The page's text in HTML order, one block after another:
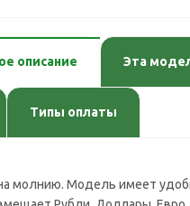
описание Эта
Типы оплаты
молнию. Модель имеет